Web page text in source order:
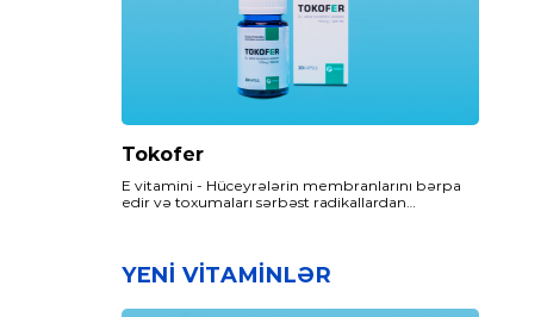
Tokofer
E vitamini - Hüceyrələrin membranlarını bərpa
edir və toxumaları sərbəst radikallardan
Epadez
Epadez preparatının tərkibində olan Omega- 3
Balıq Yağı - insan orqanizmində sintez
Folzed
Folzed ilə sağlam və təhlükəsiz hamiləlik dövrü
keçirəcəksiniz…
YENI VITAMINLƏR